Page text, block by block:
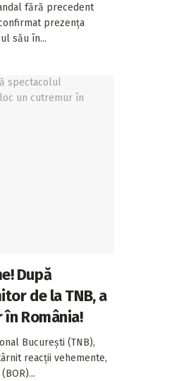
fără precedent
prezența
său în...
După
de la TNB, a
România!
București (TNB),
reacții vehemente,